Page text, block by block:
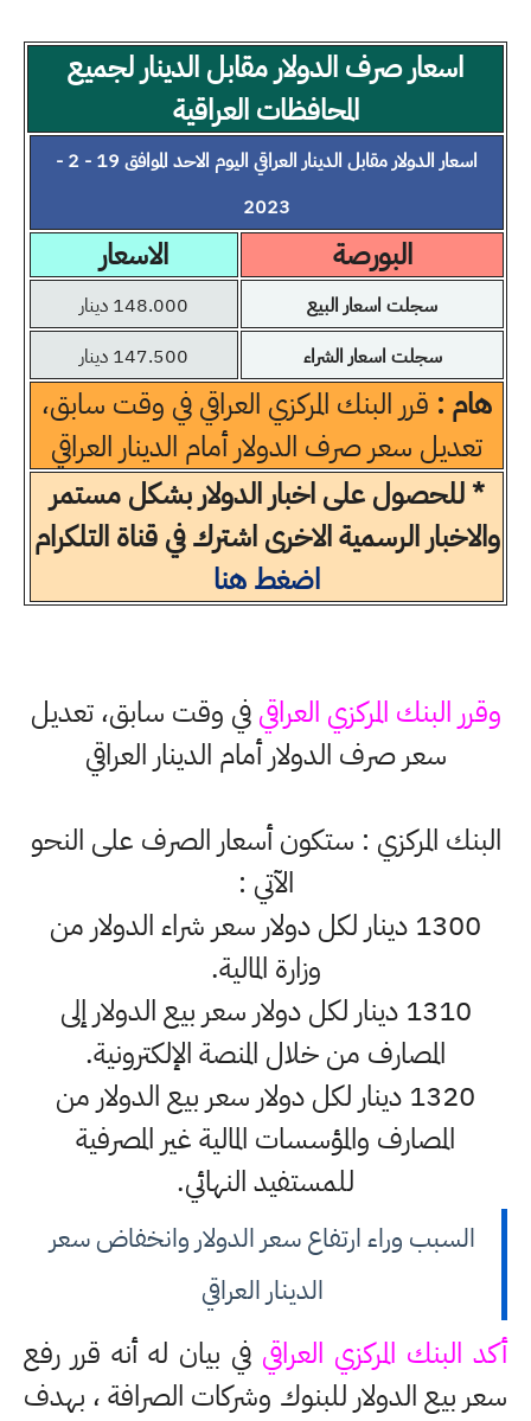
اسعار صرف الدولار مقابل الدينار لجميع
المحافظات العراقية
اسعار الدولار مقابل الدينار العراقي اليوم الاحد الموافق 19 - 2 -
2023
البورصة الاسعار
سجلت اسعار البيع
148.000 دينار
سجلت اسعار الشراء
147.500 دينار
هام : قرر البنك المركزي العراقي في وقت سابق،
تعديل سعر صرف الدولار أمام الدينار العراقي
* للحصول على اخبار الدولار بشكل مستمر
والاخبار الرسمية الاخرى اشترك في قناة التلكرام
اضغط هنا
وقرر البنك المركزي العراقيفي وقت سابق، تعديل
سعر صرف الدولار أمام الدينار العراقي
البنك المركزي : ستكون أسعار الصرف على النحو
الآتي :
1300 دينار لكل دولار سعر شراء الدولار من
وزارة المالية.
1310 دينار لكل دولار سعر بيع الدولار إلى
المصارف من خلال المنصة الإلكترونية.
1320 دينار لكل دولار سعر بيع الدولار من
المصارف والمؤسسات المالية غير المصرفية
للمستفيد النهائي.
السبب وراء ارتفاع سعر الدولار وانخفاض سعر
الدينار العراقي
أكد البنك المركزي العراقي في بيان له أنه قرر رفع
سعر بيع الدولار للبنوك وشركات الصرافة ، بهدف